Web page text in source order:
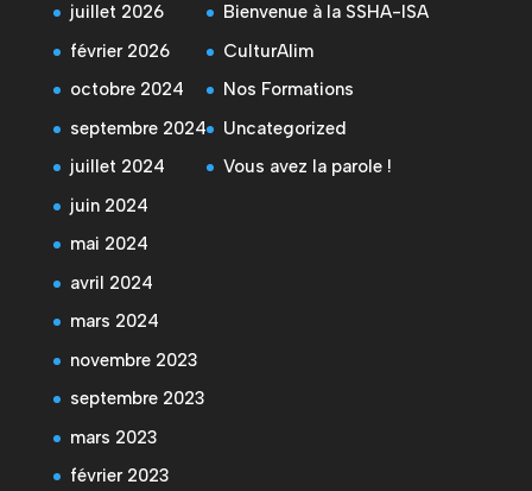
juillet 2026
février 2026
octobre 2024
septembre 2024
juillet 2024
juin 2024
mai 2024
avril 2024
mars 2024
novembre 2023
septembre 2023
mars 2023
février 2023
Bienvenue à la SSHA-ISA
CulturAlim
Nos Formations
Uncategorized
Vous avez la parole !